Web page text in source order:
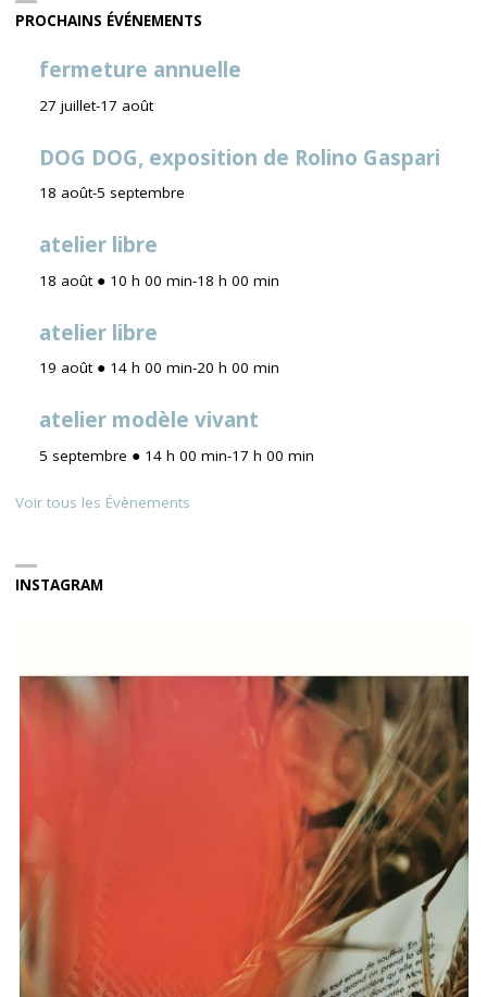
PROCHAINS ÉVÉNEMENTS
fermeture annuelle
27 juillet-17 août
DOG DOG, exposition de Rolino Gaspari
18 août-5 septembre
atelier libre
18 août ● 10 h 00 min-18 h 00 min
atelier libre
19 août ● 14 h 00 min-20 h 00 min
atelier modèle vivant
5 septembre ● 14 h 00 min-17 h 00 min
Voir tous les Évènements
INSTAGRAM